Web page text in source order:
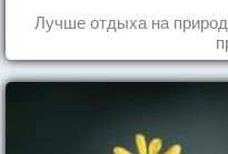
Лучше отдыха на